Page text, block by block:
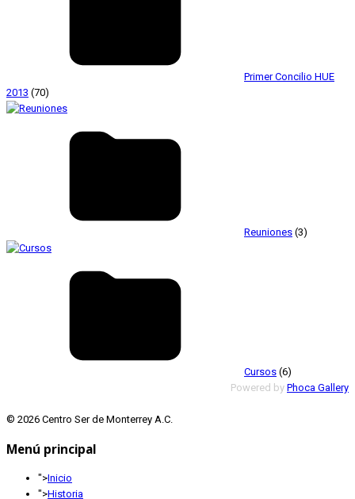
Primer Concilio HUE
2013 (70)
Reuniones (3)
Cursos (6)
Powered by Phoca Gallery
© 2026 Centro Ser de Monterrey A.C.
Menú principal
">Inicio
">Historia